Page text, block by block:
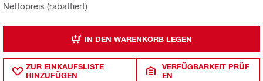
Nettopreis (rabattiert)
IN DEN WARENKORB LEGEN
ZUR EINKAUFSLISTE
HINZUFÜGEN
VERFÜGBARKEIT PRÜF
EN